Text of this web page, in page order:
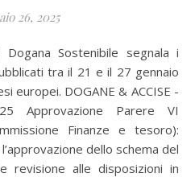
26, 2025
tra il 21 e il 27 gennaio
europei. DOGANE & ACCISE -
Approvazione Parere VI
Finanze e tesoro):
dello schema del
revisione alle disposizioni in